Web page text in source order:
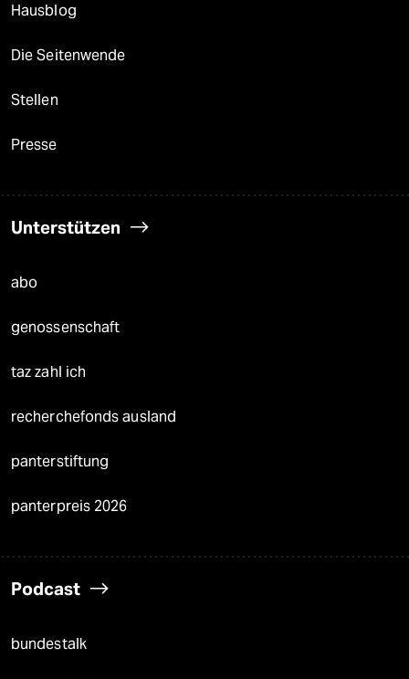
Hausblog
Die Seitenwende
Stellen
Presse
Unterstützen
abo
genossenschaft
taz zahl ich
recherchefonds ausland
panterstiftung
panterpreis 2026
Podcast
bundestalk